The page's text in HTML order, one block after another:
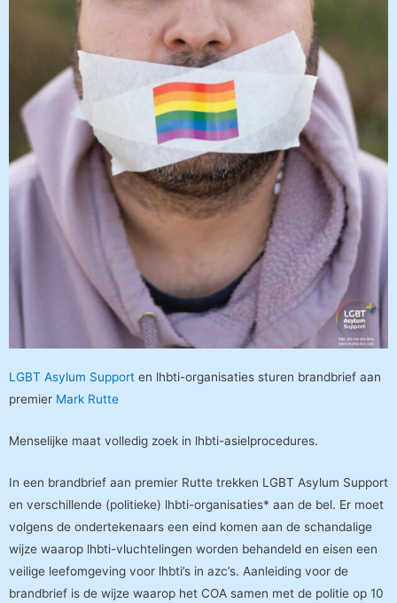
LGBT Asylum Support en lhbti-organisaties sturen brandbrief aan
premier Mark Rutte
Menselijke maat volledig zoek in lhbti-asielprocedures.
In een brandbrief aan premier Rutte trekken LGBT Asylum Support
en verschillende (politieke) lhbti-organisaties* aan de bel. Er moet
volgens de ondertekenaars een eind komen aan de schandalige
wijze waarop lhbti-vluchtelingen worden behandeld en eisen een
veilige leefomgeving voor lhbti’s in azc’s. Aanleiding voor de
brandbrief is de wijze waarop het COA samen met de politie op 10